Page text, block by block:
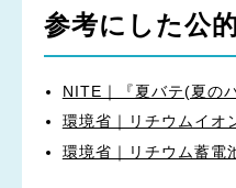
参考にした公
NITE｜『夏バテ(夏の
環境省｜リチウムイオ
環境省｜リチウム蓄電